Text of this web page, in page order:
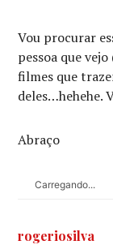
Vou procurar
pessoa que
filmes que
deles…hehehe.
Abraço
Carregando...
rogeriosilva